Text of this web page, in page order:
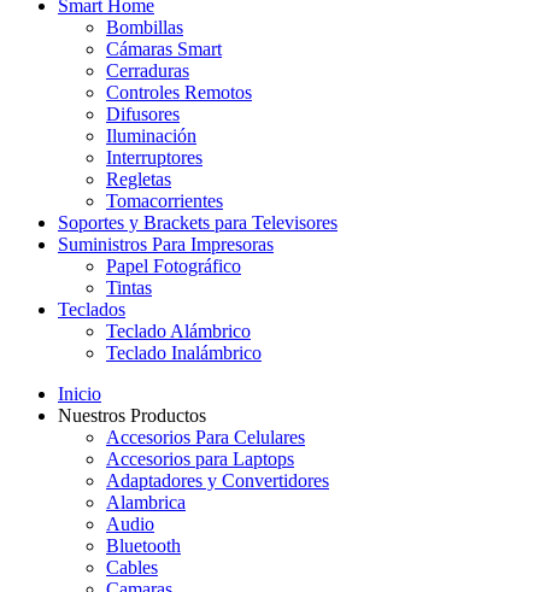
Smart Home
Bombillas
Cámaras Smart
Cerraduras
Controles Remotos
Difusores
Iluminación
Interruptores
Regletas
Tomacorrientes
Soportes y Brackets para Televisores
Suministros Para Impresoras
Papel Fotográfico
Tintas
Teclados
Teclado Alámbrico
Teclado Inalámbrico
Inicio
Nuestros Productos
Accesorios Para Celulares
Accesorios para Laptops
Adaptadores y Convertidores
Alambrica
Audio
Bluetooth
Cables